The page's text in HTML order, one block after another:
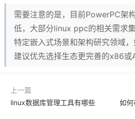
需要注意的是，目前PowerPC架
低，大部分linux ppc的相关需求
特定嵌入式场景和架构研究领域，
建议优先选择生态更完善的x86或
上一篇
linux数据库管理工具有哪些